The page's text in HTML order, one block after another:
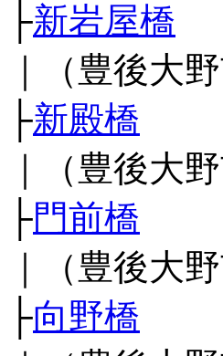
├新岩屋橋
｜（豊後大
├新殿橋
｜（豊後
├門前橋
｜（豊後
├向野橋